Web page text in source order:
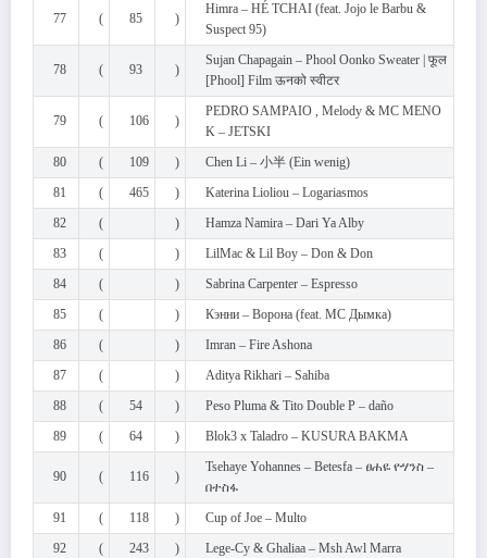
77 ( 85 )
Himra – HÉ TCHAI (feat. Jojo le Barbu &
Suspect 95)
78 ( 93 )
Sujan Chapagain – Phool Oonko Sweater | फूल
[Phool] Film ऊनको स्वीटर
79 ( 106 )
PEDRO SAMPAIO , Melody & MC MENO
K – JETSKI
80
( 109 )
Chen Li – 小半 (Ein wenig)
81
( 465 )
Katerina Lioliou – Logariasmos
82
( )
Hamza Namira – Dari Ya Alby
83
( )
LilMac & Lil Boy – Don & Don
84
( )
Sabrina Carpenter – Espresso
85
( )
Кэнни – Ворона (feat. МС Дымка)
86
( )
Imran – Fire Ashona
87
( )
Aditya Rikhari – Sahiba
88
( 54 )
Peso Pluma & Tito Double P – daño
89
( 64 ) Blok3 x Taladro – KUSURA BAKMA
90 ( 116 )
Tsehaye Yohannes – Betesfa – ፀሐዬ ዮሃንስ –
በተስፋ
91
( 118 )
Cup of Joe – Multo
92
( 243 )
Lege-Cy & Ghaliaa – Msh Awl Marra